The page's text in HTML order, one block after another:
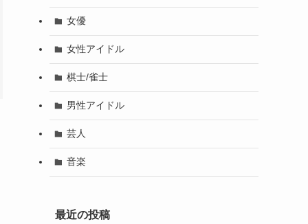
女優
女性アイドル
棋士/雀士
男性アイドル
芸人
音楽
最近の投稿